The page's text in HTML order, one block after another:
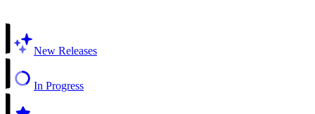
New Releases
In Progress